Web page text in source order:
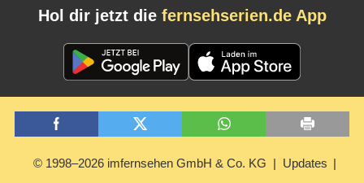
Hol dir jetzt die fernsehserien.de App
© 1998–2026 imfernsehen GmbH & Co. KG Updates